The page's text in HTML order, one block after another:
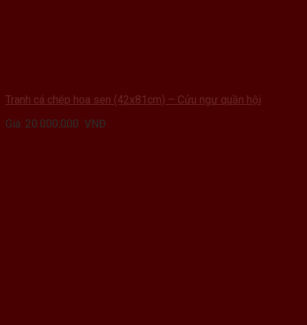
Tranh cá chép hoa sen (42x81cm) – Cửu ngư quần hội
Giá: 20.000.000 VNĐ